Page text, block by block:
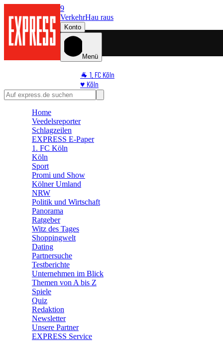
9
VerkehrHau raus
Konto
Menü
🐐 1. FC Köln
♥️ Köln
⭐ Promi
🛒 Shoppingwelt
Home
Veedelsreporter
Schlagzeilen
EXPRESS E-Paper
1. FC Köln
Köln
Sport
Promi und Show
Kölner Umland
NRW
Politik und Wirtschaft
Panorama
Ratgeber
Witz des Tages
Shoppingwelt
Dating
Partnersuche
Testberichte
Unternehmen im Blick
Themen von A bis Z
Spiele
Quiz
Redaktion
Newsletter
Unsere Partner
EXPRESS Service